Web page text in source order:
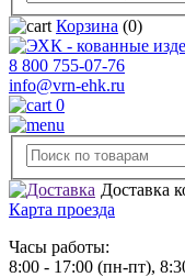
Корзина (0)
8 800 755-07-76
info@vrn-ehk.ru
0
Доставка
Карта проезда
Часы работы:
8:00 - 17:00 (пн-пт),